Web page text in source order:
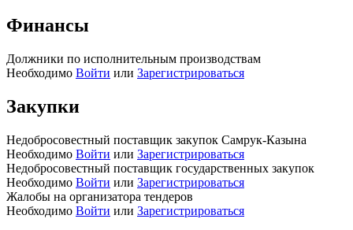
Финансы
Должники по исполнительным производствам
Необходимо Войти или Зарегистрироваться
Закупки
Недобросовестный поставщик закупок Самрук-Казына
Необходимо Войти или Зарегистрироваться
Недобросовестный поставщик государственных закупок
Необходимо Войти или Зарегистрироваться
Жалобы на организатора тендеров
Необходимо Войти или Зарегистрироваться